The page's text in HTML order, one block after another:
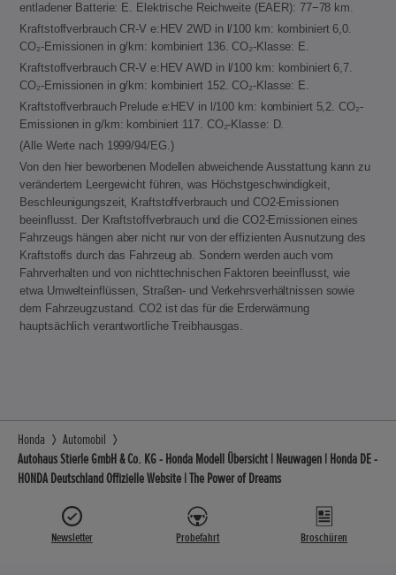
entladener Batterie: E. Elektrische Reichweite (EAER): 77−78 km.
Kraftstoffverbrauch CR-V e:HEV 2WD in l/100 km: kombiniert 6,0.
CO₂-Emissionen in g/km: kombiniert 136. CO₂-Klasse: E.
Kraftstoffverbrauch CR-V e:HEV AWD in l/100 km: kombiniert 6,7.
CO₂-Emissionen in g/km: kombiniert 152. CO₂-Klasse: E.
Kraftstoffverbrauch Prelude e:HEV in l/100 km: kombiniert 5,2. CO₂-
Emissionen in g/km: kombiniert 117. CO₂-Klasse: D.
(Alle Werte nach 1999/94/EG.)
Von den hier beworbenen Modellen abweichende Ausstattung kann zu
verändertem Leergewicht führen, was Höchstgeschwindigkeit,
Beschleunigungszeit, Kraftstoffverbrauch und CO2-Emissionen
beeinflusst. Der Kraftstoffverbrauch und die CO2-Emissionen eines
Fahrzeugs hängen aber nicht nur von der effizienten Ausnutzung des
Kraftstoffs durch das Fahrzeug ab. Sondern werden auch vom
Fahrverhalten und von nichttechnischen Faktoren beeinflusst, wie
etwa Umwelteinflüssen, Straßen- und Verkehrsverhältnissen sowie
dem Fahrzeugzustand. CO2 ist das für die Erderwärmung
hauptsächlich verantwortliche Treibhausgas.
Honda
Automobil
Autohaus Stierle GmbH & Co. KG - Honda Modell Übersicht | Neuwagen | Honda DE -
HONDA Deutschland Offizielle Website | The Power of Dreams
Newsletter Probefahrt Broschüren